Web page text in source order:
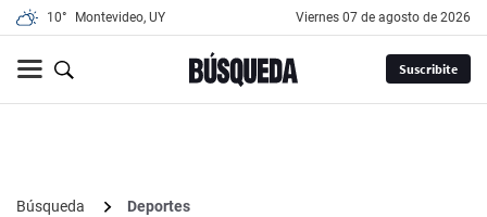
10° Montevideo, UY viernes 07 de agosto de 2026
Suscribite
Búsqueda
Deportes